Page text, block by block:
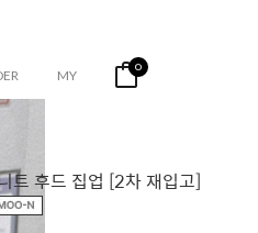
MY 0
트 후드 집업 [2차 재입고]